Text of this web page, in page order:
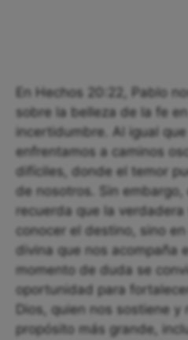
En Hechos 20:22, Pablo
sobre la belleza de la fe
incertidumbre. Al igual
enfrentamos a caminos
difíciles, donde el temor
de nosotros. Sin
recuerda que la
conocer el destino, sino
divina que nos acompaña
momento de duda se
oportunidad para
Dios, quien nos sostiene
propósito más grande,